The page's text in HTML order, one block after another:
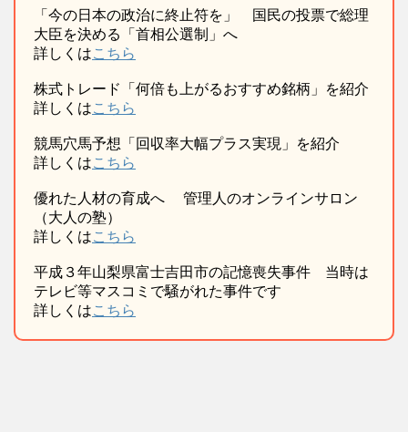
「今の日本の政治に終止符を」 国民の投票で総理
大臣を決める「首相公選制」へ
詳しくはこちら
株式トレード「何倍も上がるおすすめ銘柄」を紹介
詳しくはこちら
競馬穴馬予想「回収率大幅プラス実現」を紹介
詳しくはこちら
優れた人材の育成へ 管理人のオンラインサロン
（大人の塾）
詳しくはこちら
平成３年山梨県富士吉田市の記憶喪失事件 当時は
テレビ等マスコミで騒がれた事件です
詳しくはこちら